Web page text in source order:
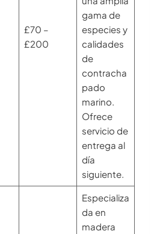
£70 –
£200
gama de
especies y
calidades
de
contracha
pado
marino.
Ofrece
servicio de
entrega al
día
siguiente.
Especializa
da en
madera